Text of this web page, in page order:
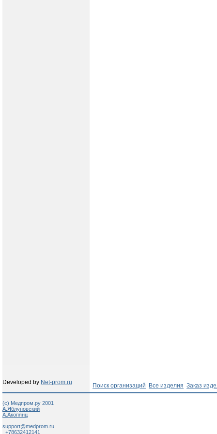
Developed by Net-prom.ru Поиск организаций Все изделия Заказ
(c) Медпром.ру 2001
А.Яблуновский
А.Акопянц
support@medprom.ru
+78632412141